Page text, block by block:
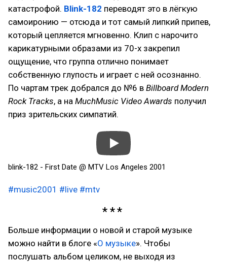
катастрофой. Blink-182 переводят это в лёгкую
самоиронию — отсюда и тот самый липкий припев,
который цепляется мгновенно. Клип с нарочито
карикатурными образами из 70-х закрепил
ощущение, что группа отлично понимает
собственную глупость и играет с ней осознанно.
По чартам трек добрался до №6 в Billboard Modern
Rock Tracks, а на MuchMusic Video Awards получил
приз зрительских симпатий.
blink-182 - First Date @ MTV Los Angeles 2001
#music2001 #live #mtv
Больше информации о новой и старой музыке
можно найти в блоге «О музыке». Чтобы
послушать альбом целиком, не выходя из